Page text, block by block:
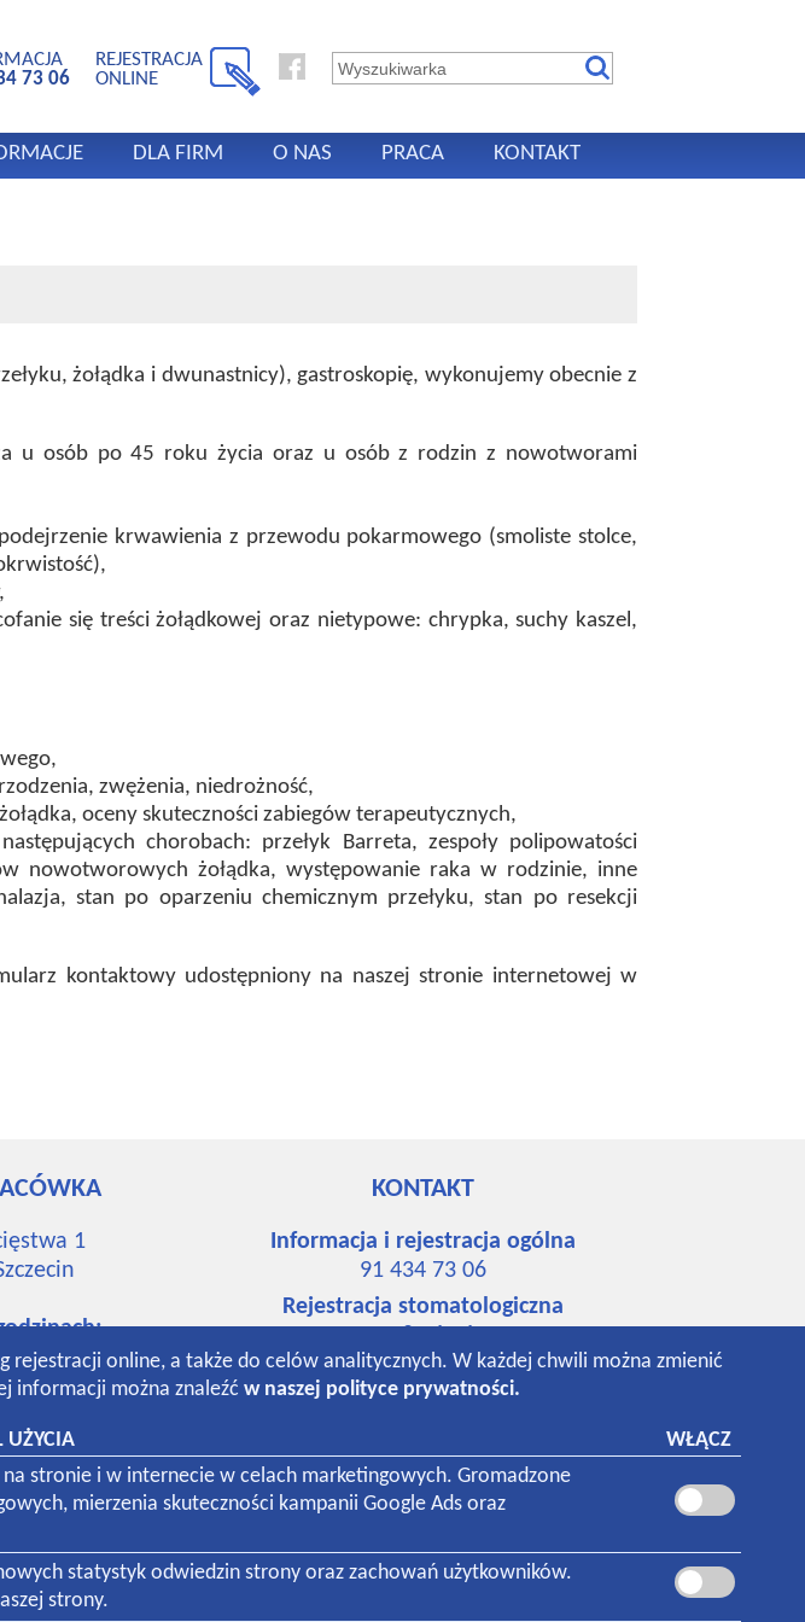
73 06
REJESTRACJA
ONLINE
DLA FIRM O NAS PRACA KONTAKT
żołądka i dwunastnicy), gastroskopię, wykonujemy obecnie z
u osób po 45 roku życia oraz u osób z rodzin z nowotworami
krwawienia z przewodu pokarmowego (smoliste stolce,
się treści żołądkowej oraz nietypowe: chrypka, suchy kaszel,
zwężenia, niedrożność,
oceny skuteczności zabiegów terapeutycznych,
chorobach: przełyk Barreta, zespoły polipowatości
nowotworowych żołądka, występowanie raka w rodzinie, inne
stan po oparzeniu chemicznym przełyku, stan po resekcji
kontaktowy udostępniony na naszej stronie internetowej w
1
piątek
sobota
KONTAKT
Informacja i rejestracja ogólna
91 434 73 06
Rejestracja stomatologiczna
534 742 148
531 018 293
91 434 94 76
rejestracji online, a także do celów analitycznych. W każdej chwili można zmienić
informacji można znaleźć w naszej polityce prywatności.
UŻYCIA WŁĄCZ
stronie i w internecie w celach marketingowych. Gromadzone
mierzenia skuteczności kampanii Google Ads oraz
statystyk odwiedzin strony oraz zachowań użytkowników.
strony.